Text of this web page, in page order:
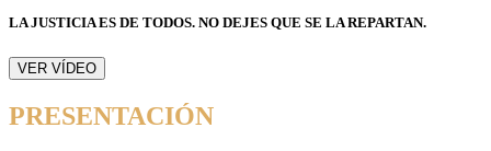
LA JUSTICIA ES DE TODOS. NO DEJES QUE SE LA REPARTAN.
Etiqueta
del
de
VER VÍDEO
PRESENTACIÓN